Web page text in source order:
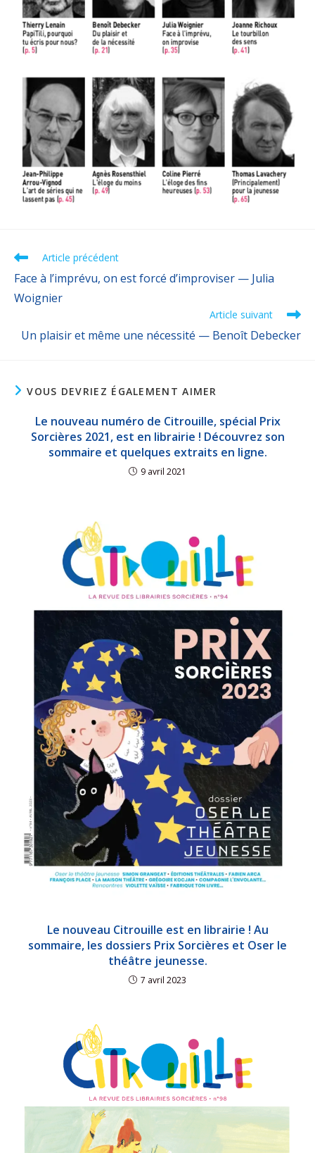
Article précédent
Face à l’imprévu, on est forcé d’improviser — Julia
Woignier
Article suivant
Un plaisir et même une nécessité — Benoît Debecker
VOUS DEVRIEZ ÉGALEMENT AIMER
Le nouveau numéro de Citrouille, spécial Prix
Sorcières 2021, est en librairie ! Découvrez son
sommaire et quelques extraits en ligne.
9 avril 2021
Le nouveau Citrouille est en librairie ! Au
sommaire, les dossiers Prix Sorcières et Oser le
théâtre jeunesse.
7 avril 2023